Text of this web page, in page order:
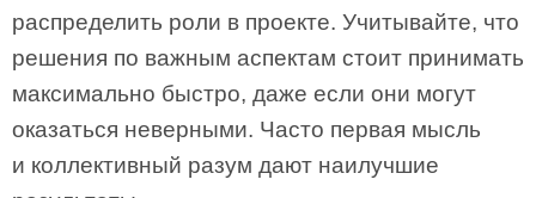
распределить роли в проекте. Учитывайте, что
решения по важным аспектам стоит принимать
максимально быстро, даже если они могут
оказаться неверными. Часто первая мысль
и коллективный разум дают наилучшие